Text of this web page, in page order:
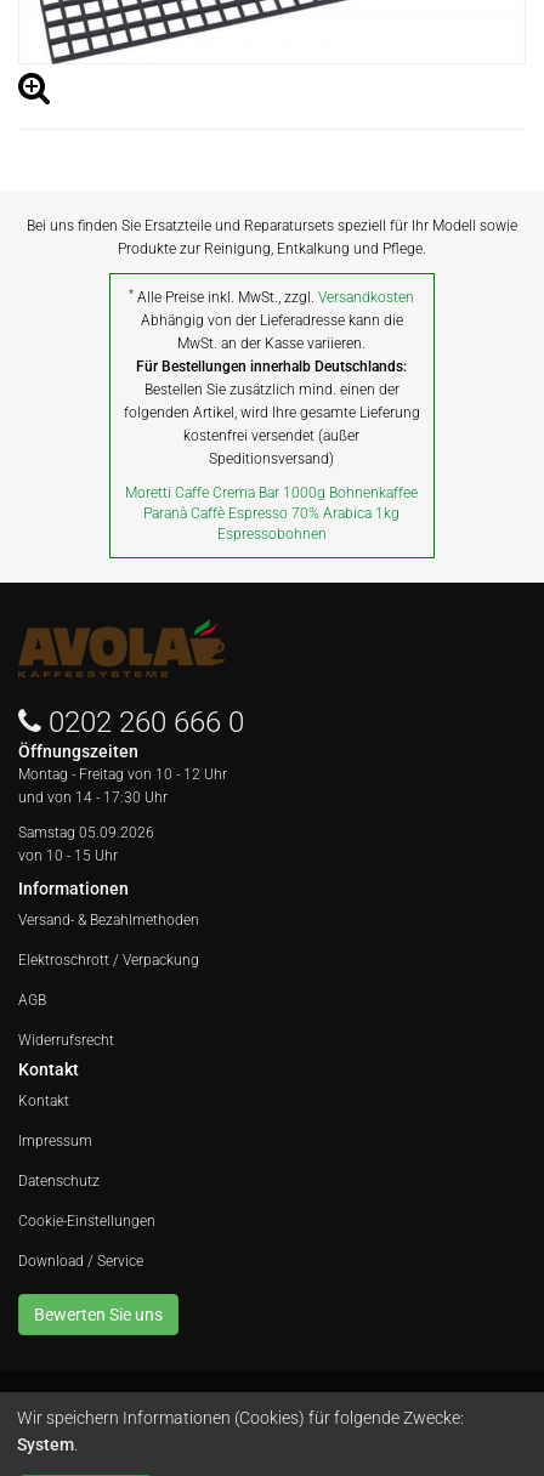
Bei uns finden Sie Ersatzteile und Reparatursets speziell für Ihr Modell sowie
Produkte zur Reinigung, Entkalkung und Pflege.
* Alle Preise inkl. MwSt., zzgl.Versandkosten
Abhängig von der Lieferadresse kann die
MwSt. an der Kasse variieren.
Für Bestellungen innerhalb Deutschlands:
Bestellen Sie zusätzlich mind. einen der
folgenden Artikel, wird Ihre gesamte Lieferung
kostenfrei versendet (außer
Speditionsversand)
Moretti Caffe Crema Bar 1000g Bohnenkaffee
Paranà Caffè Espresso 70% Arabica 1kg
Espressobohnen
0202 260 666 0
Öffnungszeiten
Montag - Freitag von 10 - 12 Uhr
und von 14 - 17:30 Uhr
Samstag 05.09.2026
von 10 - 15 Uhr
Informationen
Versand- & Bezahlmethoden
Elektroschrott / Verpackung
AGB
Widerrufsrecht
Kontakt
Kontakt
Impressum
Datenschutz
Cookie-Einstellungen
Download / Service
Bewerten Sie uns
Avola GmbH • In der Fleute 52 • 42389 Wuppertal • Telefon 0202 260 666 0
Instagram
Wir speichern Informationen (Cookies) für folgende Zwecke:
System